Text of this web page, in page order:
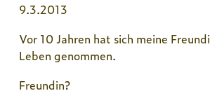
9.3.2013
Vor 10 Jahren hat sich meine
Leben genommen.
Freundin?